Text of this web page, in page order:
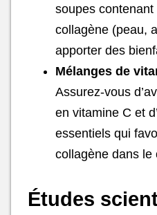
soupes
collagène (peau,
apporter des
Mélanges de
Assurez-vous
en vitamine C et
essentiels qui
collagène dans le
Études